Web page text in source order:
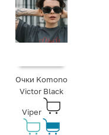
Очки Komono
Victor Black
Viper